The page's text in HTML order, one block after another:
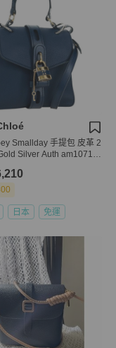
Smallday 手提包 皮革 2
Silver Auth am10710
日本 免運